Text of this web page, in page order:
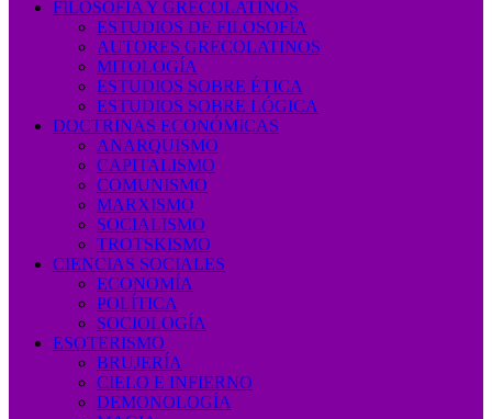
FILOSOFÍA Y GRECOLATINOS
ESTUDIOS DE FILOSOFÍA
AUTORES GRECOLATINOS
MITOLOGÍA
ESTUDIOS SOBRE ÉTICA
ESTUDIOS SOBRE LÓGICA
DOCTRINAS ECONÓMICAS
ANARQUISMO
CAPITALISMO
COMUNISMO
MARXISMO
SOCIALISMO
TROTSKISMO
CIENCIAS SOCIALES
ECONOMÍA
POLÍTICA
SOCIOLOGÍA
ESOTERISMO
BRUJERÍA
CIELO E INFIERNO
DEMONOLOGÍA